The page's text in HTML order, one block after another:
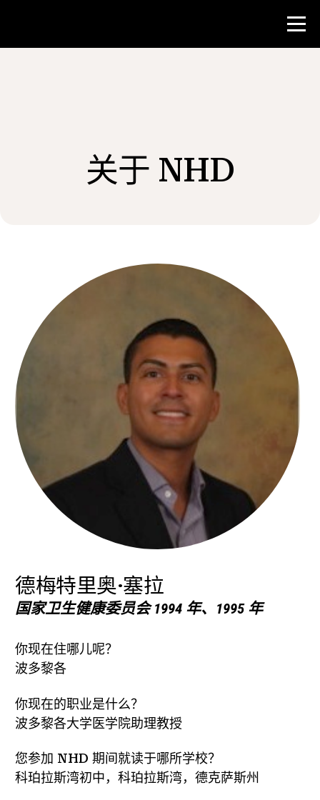
新闻与事件关于 NHD
德梅特里奥·塞拉
国家卫生健康委员会 1994 年、1995 年
你现在住哪儿呢？
波多黎各
你现在的职业是什么？
波多黎各大学医学院助理教授
您参加 NHD 期间就读于哪所学校？
科珀拉斯湾初中，科珀拉斯湾，德克萨斯州